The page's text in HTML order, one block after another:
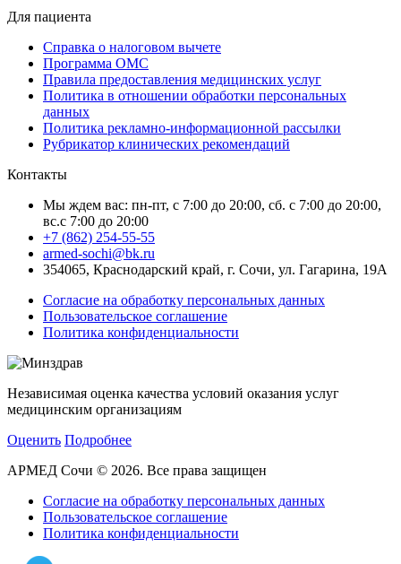
Для пациента
Справка о налоговом вычете
Программа ОМС
Правила предоставления медицинских услуг
Политика в отношении обработки персональных
данных
Политика рекламно-информационной рассылки
Рубрикатор клинических рекомендаций
Контакты
Мы ждем вас: пн-пт, с 7:00 до 20:00, сб. с 7:00 до 20:00,
вс.с 7:00 до 20:00
+7 (862) 254-55-55
armed-sochi@bk.ru
354065, Краснодарский край, г. Сочи, ул. Гагарина, 19А
Согласие на обработку персональных данных
Пользовательское соглашение
Политика конфиденциальности
Независимая оценка качества условий оказания услуг
медицинским организациям
Оценить Подробнее
АРМЕД Сочи © 2026. Все права защищен
Согласие на обработку персональных данных
Пользовательское соглашение
Политика конфиденциальности